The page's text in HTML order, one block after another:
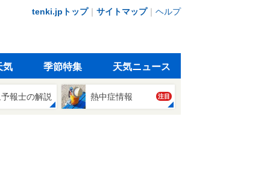
tenki.jpトップ｜ サイトマップ｜ ヘルプ
気 季節特集 天気ニュース
報士の解説 熱中症情報 注目